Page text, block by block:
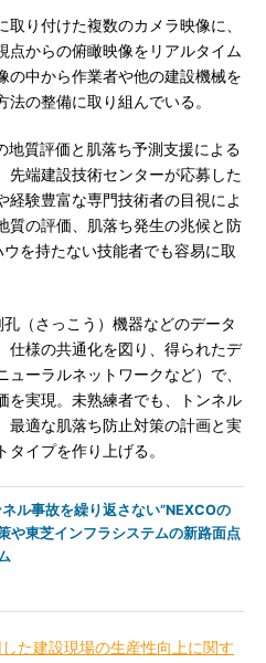
り付けた複数のカメラ映像に、
点からの俯瞰映像をリアルタイム
の中から作業者や他の建設機械を
の整備に取り組んでいる。
質評価と肌落ち予測支援による
先端建設技術センターが応募した
経験豊富な専門技術者の目視によ
質の評価、肌落ち発生の兆候と防
を持たない技能者でも容易に取
（さっこう）機器などのデータ
仕様の共通化を図り、得られたデ
ーラルネットワークなど）で、
を実現。未熟練者でも、トンネル
最適な肌落ち防止対策の計画と実
イプを作り上げる。
ル事故を繰り返さない”NEXCOの
や東芝インフラシステムの新路面点
た建設現場の生産性向上に関す